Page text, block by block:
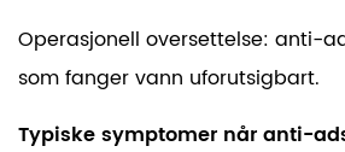
Operasjonell oversettelse: anti-
som fanger vann uforutsigbart.
Typiske symptomer når anti-